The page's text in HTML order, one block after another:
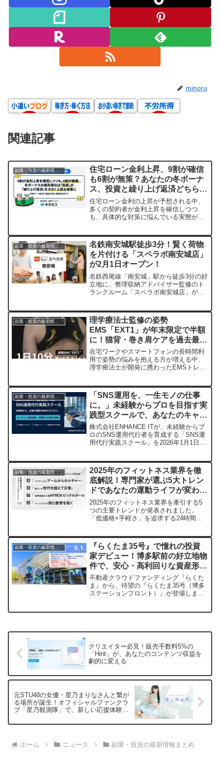
minoru
関連記事
副業・投資の最新情報まとめ
住宅ローン金利上昇、9割が確信
も6割が無策？あなたの冬ボーナ
ス、投資と繰り上げ返済どちらを
選ぶ？
住宅ローン金利の上昇が予想される中、
多くの契約者が金利上昇を確信しつつ
も、具体的な対策に悩んでいる実態が明
げ返済」を大きく上回る一方で、金利の
「損益分岐点」に関する意識は定まって
いないようです。この調査結果から、金
利変動リスクへの認識と実際の行動との
間に存在するギャップと、その背景にあ
る「次の一手」の難しさを探ります。
副業・投資の最新情報まとめ
名鉄南安城駅徒歩3分！賢く荷物
を片付ける「スペラボ南安城店」
が2月1日オープン！
名鉄西尾線「南安城」駅から徒歩3分の好
立地に、整理収納アドバイザー監修のト
ランクルーム「スペラボ南安城店」が
も実施され、非接触・非対面での利用や
最短1時間で契約・利用開始できる手軽さ
が魅力です。大切な荷物を安心して預け
られるダブルセキュリティーと清潔な環
境も提供されます。
理学療法士監修の姿勢
EMS「EXT1」が年末限定で半額
に！猫背・巻き肩ケアを過去最安
値で手に入れるチャンス
在宅ワークやスマートフォンの長時間利
用で姿勢の悩みを抱える方が増える中、
理学療法士が開発に携わったEMSトレー
施します。1日10分の手軽なケアで、猫
背や巻き肩といった姿勢不良にアプロー
チし、美しい姿勢へのサポートが期待で
きます。
副業・投資の最新情報まとめ
「SNS運用を、一生モノの仕事
に。」未経験からプロを目指す実
践型スクールで、あなたのキャリ
アを劇的に変えませんか？
株式会社ENHANCE ITが、未経験からプ
ロのSNS運用代行者を育成する「SNS運
用代行実践スクール」を2026年1月1日に
にとらわれない新しい働き方を実現した
い方のために、オンライン個別相談・説
明会の予約受付を開始しています。
副業・投資の最新情報まとめ
2025年のフィットネス業界を徹
底解説！専門家が選ぶ5大トレン
ドであなたの運動ライフが変わる
かも？
2025年のフィットネス業界を牽引する5
つの主要トレンドが発表されました。
「低価格×手軽さ」を追求する24時間ジ
ルボールといった新しいスポーツの波ま
で、あなたの健康と運動習慣を豊かにす
るヒントが満載です。
『らくたま35号』で憧れの投資
家デビュー！博多駅前の好立地物
件で、安心・高利回りな資産形成
を始めませんか？
不動産クラウドファンディング『らくた
ま』から、待望の『らくたま35号（博多
ステーションフロント）』が登場しまし
物件で、賢く資産を増やしましょう。
クリエイター必見！販売手数料5%の
「Hint」が、あなたのコンテンツ収益を
劇的に変える
元STU48の女優・星乃まりなさんと繋が
る場所が誕生！オフィシャルファンクラ
ブ「星乃観測隊」で、新しい応援体験を
ホーム ニュース 副業・投資の最新情報まとめ